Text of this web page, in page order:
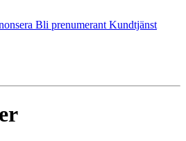
Bli prenumerant Kundtjänst